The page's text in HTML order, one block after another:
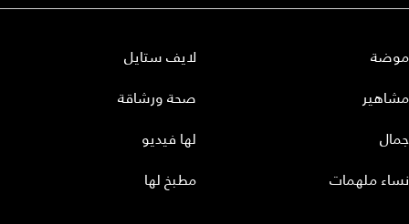
موضة
مشاهير
جمال
نساء ملهمات
لايف ستايل
صحة ورشاقة
لها فيديو
مطبخ لها